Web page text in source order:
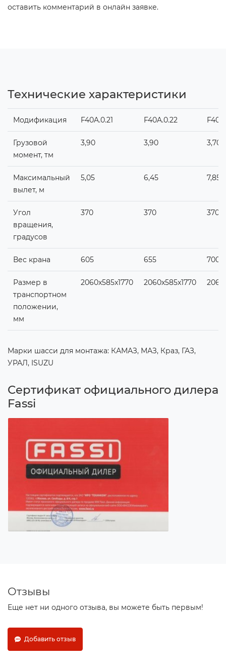
оставить комментарий в онлайн заявке.
Технические характеристики
Модификация F40A.0.21 F40A.0.22
Грузовой
момент, тм
3,90 3,90 3,70
Максимальный
вылет, м
5,05 6,45 7,85
Угол
вращения,
градусов
370 370 370
Вес крана 605 655 700
Размер в
транспортном
положении,
мм
2060x585x1770 2060x585x1770
Марки шасси для монтажа: КАМАЗ, МАЗ, Краз, ГАЗ,
УРАЛ, ISUZU
Сертификат официального дилера
Fassi
Отзывы
Еще нет ни одного отзыва, вы можете быть первым!
Добавить отзыв